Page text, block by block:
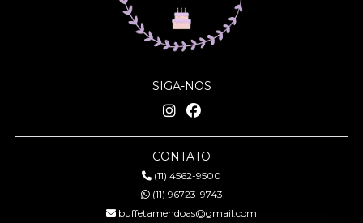
SIGA-NOS
CONTATO
(11) 4562-9500
(11) 96723-9743
buffetamendoas@gmail.com